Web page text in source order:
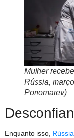
Mulher
Rússia,
Ponomarev)
Enquanto isso, Rússia